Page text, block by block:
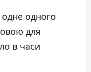
одного
для
в часи